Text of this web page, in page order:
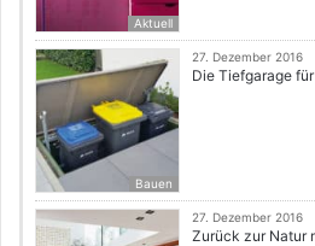
Aktuell
Bauen
27. Dezember 2016
Die Tiefgarage
27. Dezember 2016
Zurück zur Natur